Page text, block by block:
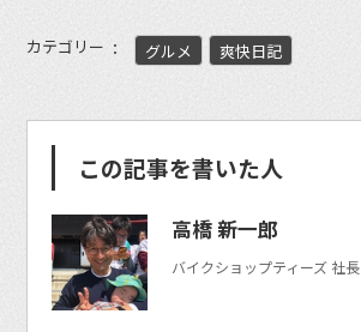
カテゴリー グルメ 爽快日記
この記事を書いた人
高橋 新一郎
バイクショップティーズ 社長